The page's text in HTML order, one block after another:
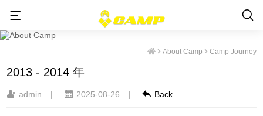
About Camp Camp Journey
2013 - 2014 年
admin | 2025-08-26 | Back